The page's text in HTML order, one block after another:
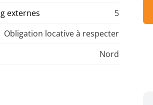
externes
5
Obligation locative à respecter
Nord